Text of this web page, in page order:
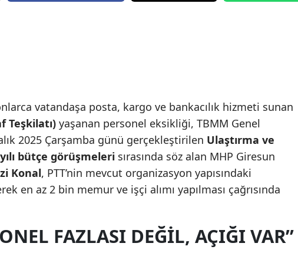
vatandaşa posta, kargo ve bankacılık hizmeti sunan
Teşkilatı) yaşanan personel eksikliği, TBMM Genel
2025 Çarşamba günü gerçekleştirilen Ulaştırma ve
bütçe görüşmeleri sırasında söz alan MHP Giresun
Konal, PTT’nin mevcut organizasyon yapısındaki
en az 2 bin memur ve işçi alımı yapılması çağrısında
FAZLASI DEĞIL, AÇIĞI VAR”